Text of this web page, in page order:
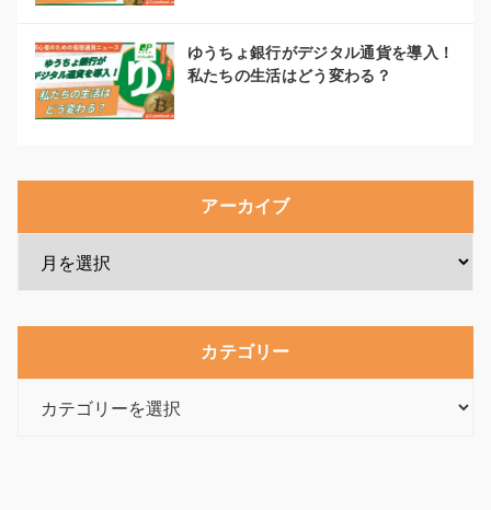
ゆうちょ銀行がデジタル通貨を導入！
私たちの生活はどう変わる？
アーカイブ
カテゴリー